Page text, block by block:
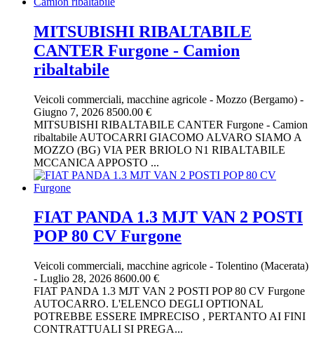
MITSUBISHI RIBALTABILE
CANTER Furgone - Camion
ribaltabile
Veicoli commerciali, macchine agricole - Mozzo (Bergamo) -
Giugno 7, 2026 8500.00 €
MITSUBISHI RIBALTABILE CANTER Furgone - Camion
ribaltabile AUTOCARRI GIACOMO ALVARO SIAMO A
MOZZO (BG) VIA PER BRIOLO N1 RIBALTABILE
MCCANICA APPOSTO ...
FIAT PANDA 1.3 MJT VAN 2 POSTI
POP 80 CV Furgone
Veicoli commerciali, macchine agricole - Tolentino (Macerata)
- Luglio 28, 2026 8600.00 €
FIAT PANDA 1.3 MJT VAN 2 POSTI POP 80 CV Furgone
AUTOCARRO. L'ELENCO DEGLI OPTIONAL
POTREBBE ESSERE IMPRECISO , PERTANTO AI FINI
CONTRATTUALI SI PREGA...